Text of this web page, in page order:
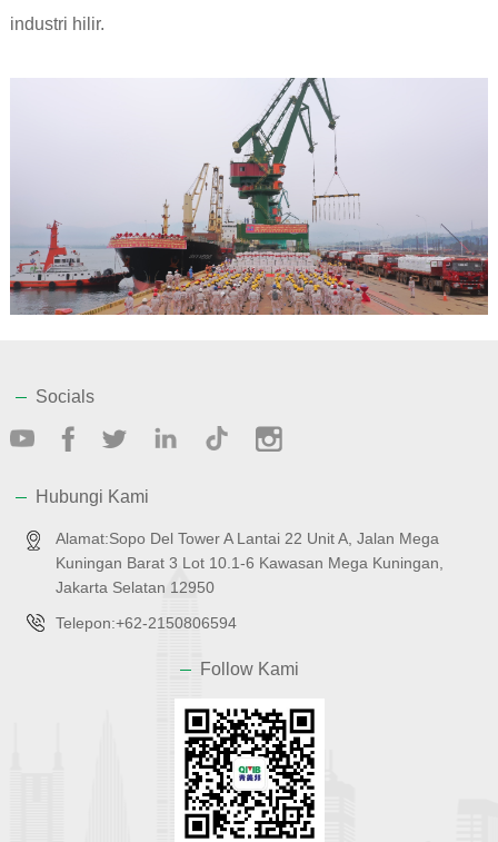
industri hilir.
Socials
Hubungi Kami
Alamat:Sopo Del Tower A Lantai 22 Unit A, Jalan Mega
Kuningan Barat 3 Lot 10.1-6 Kawasan Mega Kuningan,
Jakarta Selatan 12950
Telepon:+62-2150806594
Follow Kami